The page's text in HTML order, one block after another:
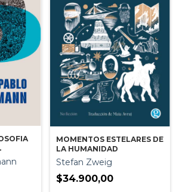
MOMENTOS ESTELARES DE
LA HUMANIDAD
Stefan Zweig
$34.900,00